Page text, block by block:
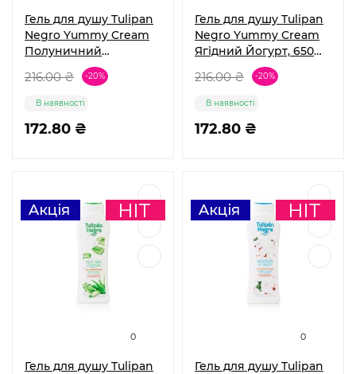
Гель для душу Tulipan
Negro Yummy Cream
Полуничний
Поцілунок, 650 мл
216.00 ₴ -20%
172.80 ₴
В наявності
Гель для душу Tulipan
Negro Yummy Cream
Ягідний Йогурт, 650
216.00 ₴ -20%
172.80 ₴
В наявності
0
Гель для душу Tulipan
0
Гель для душу Tulipan